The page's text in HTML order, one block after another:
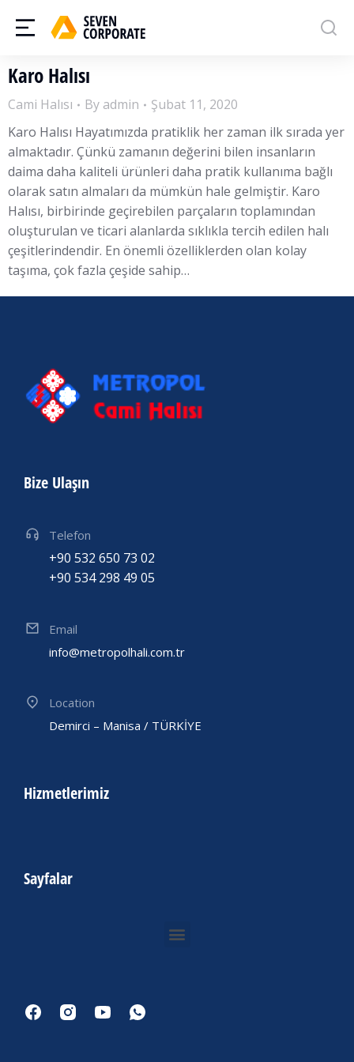
Karo Halısı
Cami Halısı By admin
Şubat 11, 2020
Karo Halısı Hayatımızda pratiklik her zaman ilk sırada yer
almaktadır. Çünkü zamanın değerini bilen insanların
daima daha kaliteli ürünleri daha pratik kullanıma bağlı
olarak satın almaları da mümkün hale gelmiştir. Karo
Halısı, birbirinde geçirebilen parçaların toplamından
oluşturulan ve ticari alanlarda sıklıkla tercih edilen halı
çeşitlerindendir. En önemli özelliklerden olan kolay
taşıma, çok fazla çeşide sahip…
Bize Ulaşın
Telefon
+90 532 650 73 02
+90 534 298 49 05
Email
info@metropolhali.com.tr
Location
Demirci – Manisa / TÜRKİYE
Hizmetlerimiz
Sayfalar